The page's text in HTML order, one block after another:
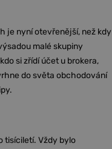
je nyní otevřenější, než kdy
malé skupiny
si zřídí účet u brokera,
do světa obchodování
tisíciletí. Vždy bylo